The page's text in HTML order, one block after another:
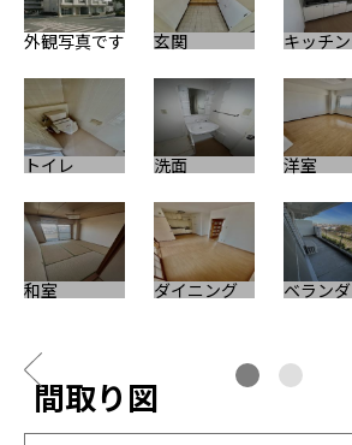
外観写真です 玄関 キッチン
トイレ 洗面 洋室
和室 ダイニング ベランダ
間取り図